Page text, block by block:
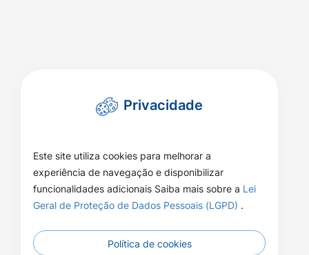
Privacidade
Este site utiliza cookies para melhorar a
experiência de navegação e disponibilizar
funcionalidades adicionais Saiba mais sobre a Lei
Geral de Proteção de Dados Pessoais (LGPD) .
Política de cookies